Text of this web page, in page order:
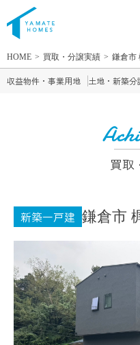
HOME 買取・分譲実績 鎌倉市
買取
新築一戸建 鎌倉市
収益物件・事業用地 土地・新築分